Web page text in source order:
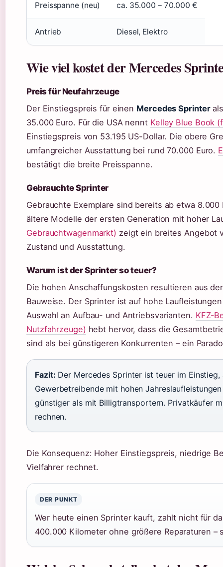
Preisspanne (neu) ca. 35.000 – 70.000 €
Antrieb Diesel, Elektro
Wie viel kostet der Mercedes
Preis für Neufahrzeuge
Der Einstiegspreis für einen Mercedes Sprinter
35.000 Euro. Für die USA nennt Kelley Blue Book
Einstiegspreis von 53.195 US-Dollar. Die obere
umfangreicher Ausstattung bei rund 70.000 Euro.
bestätigt die breite Preisspanne.
Gebrauchte Sprinter
Gebrauchte Exemplare sind bereits ab etwa
ältere Modelle der ersten Generation mit hoher
Gebrauchtwagenmarkt) zeigt ein breites Angebot
Zustand und Ausstattung.
Warum ist der Sprinter so teuer?
Die hohen Anschaffungskosten resultieren aus
Bauweise. Der Sprinter ist auf hohe
Auswahl an Aufbau- und Antriebsvarianten. KFZ-
Nutzfahrzeuge) hebt hervor, dass die
sind als bei günstigeren Konkurrenten – ein
Fazit: Der Mercedes Sprinter ist teuer im
Gewerbetreibende mit hohen
günstiger als mit Billigtransportern. Privatkäufer
rechnen.
Die Konsequenz: Hoher Einstiegspreis, niedrige
Vielfahrer rechnet.
DER PUNKT
Wer heute einen Sprinter kauft, zahlt nicht für
400.000 Kilometer ohne größere Reparaturen –